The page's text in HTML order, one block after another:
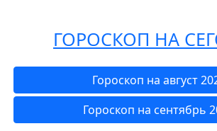
ГОРОСКОП НА
Гороскоп на август
Гороскоп на сентябрь